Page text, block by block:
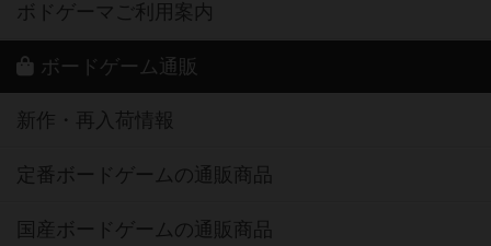
ボドゲーマご利用案内
ボードゲーム通販
新作・再入荷情報
定番ボードゲームの通販商品
国産ボードゲームの通販商品